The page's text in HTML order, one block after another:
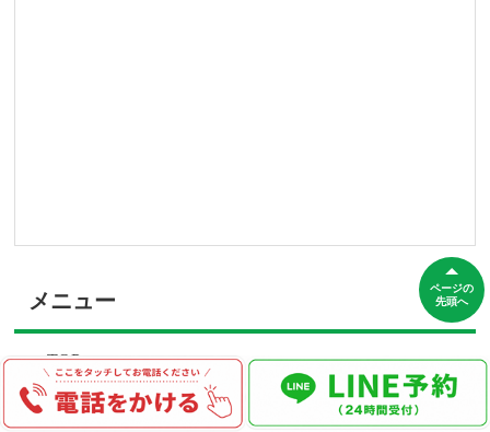
メニュー
TOP
お知らせ
ページの
先頭へ